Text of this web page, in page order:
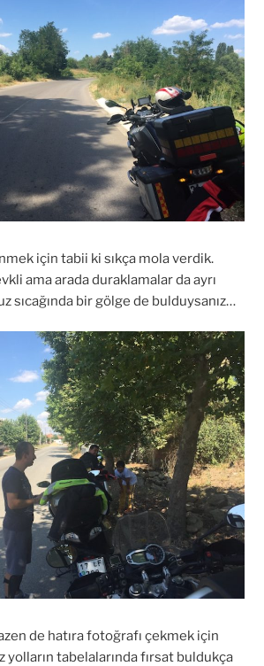
için tabii ki sıkça mola verdik.
ama arada duraklamalar da ayrı
sıcağında bir gölge de bulduysanız…
de hatıra fotoğrafı çekmek için
tabelalarında fırsat buldukça